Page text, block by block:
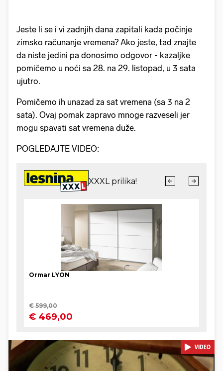
Jeste li se i vi zadnjih dana zapitali kada počinje
zimsko računanje vremena? Ako jeste, tad znajte
da niste jedini pa donosimo odgovor - kazaljke
pomičemo u noći sa 28. na 29. listopad, u 3 sata
ujutro.
Pomičemo ih unazad za sat vremena (sa 3 na 2
sata). Ovaj pomak zapravo mnoge razveseli jer
mogu spavati sat vremena duže.
POGLEDAJTE VIDEO:
VIDEO